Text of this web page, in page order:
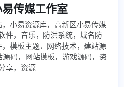
传媒工作室
小易资源库，高新区小易传媒
件，音乐，防洪系统，域名防
模板主题，网络技术，建站源
码，网站模板，游戏源码，资
享，资源